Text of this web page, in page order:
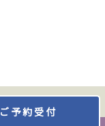
ご予約受付